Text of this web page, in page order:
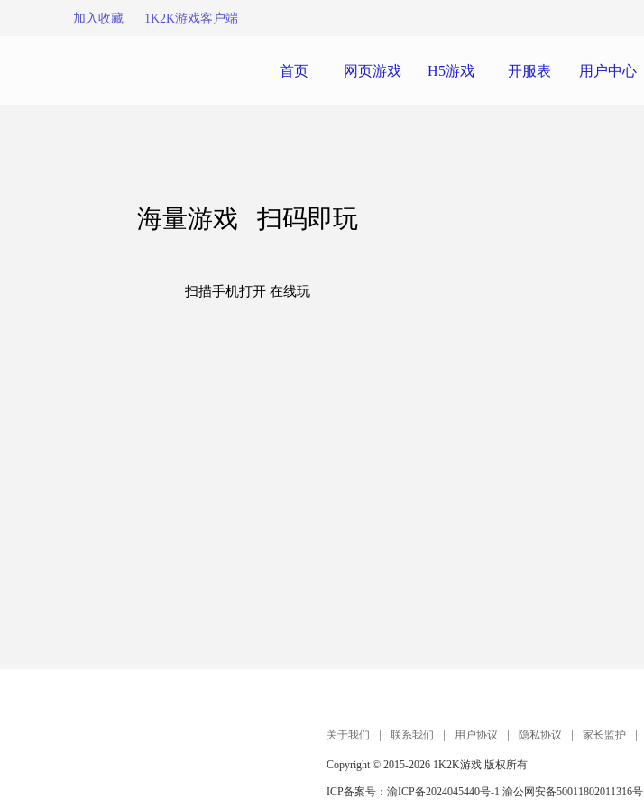
加入收藏 1K2K游戏客户端
首页 网页游戏 H5游戏 开服表 用户中心
海量游戏 扫码即玩
扫描手机打开 在线玩
关于我们 联系我们 用户协议 隐私协议 家长监护
Copyright © 2015-2026 1K2K游戏 版权所有
ICP备案号： 渝ICP备2024045440号-1 渝公网安备50011802011316号